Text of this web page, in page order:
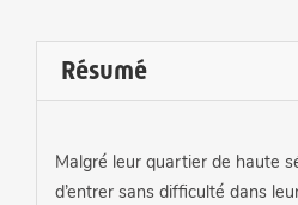
Résumé
Malgré leur quartier de haute
d’entrer sans difficulté dans